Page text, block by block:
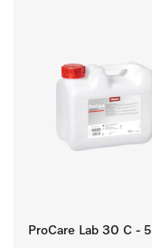
ProCare Lab 30 C - 5 l